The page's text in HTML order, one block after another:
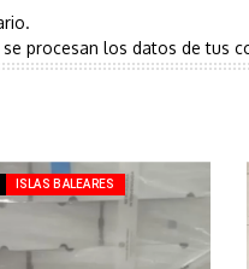
procesan los datos de tus
ISLAS BALEARES